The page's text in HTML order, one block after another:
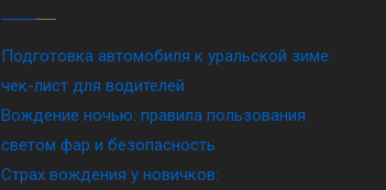
Подготовка автомобиля к уральской зиме:
чек-лист для водителей
Вождение ночью: правила пользования
светом фар и безопасность
Страх вождения у новичков: